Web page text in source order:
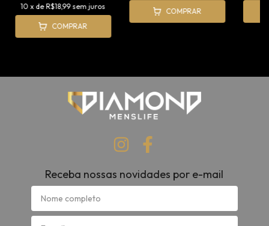
10 x de R$18,99 sem juros
COMPRAR
COMPRAR
Receba nossas novidades por e-mail